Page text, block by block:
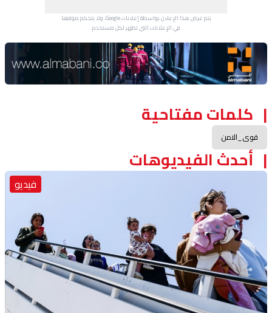
يتم عرض هذا الإعلان بواسطة إعلانات Google، ولا يتحكم موقعنا
في الإعلانات التي تظهر لكل مستخدم.
Advertisement Section
كلمات مفتاحية
قوى_الامن
أحدث الفيديوهات
فيديو